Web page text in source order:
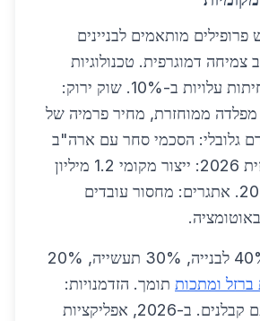
פרופילים מותאמים לבניינים
צמיחה דמוגרפית. טכנולוגיות
חיתוך לייזר מפחיתות עלויות ב-10%. שוק ירוק:
מפלדה ממוחזרת, מחיר פרמיה של
גורם גלובלי: הסכמי סחר עם ארה"ב
יוזלים יבוא. תחזית 2026: ייצור מקומי 1.2 מיליון
טון, ירושלים 20%. אתגרים: מחסור עובדים
נתוני מכירות: 40% לבנייה, 30% תעשייה, 20%
ברזל ומתכות תומך. הזדמנויות:
שיתופי פעולה עם קבלנים. ב-2026, אפליקציות